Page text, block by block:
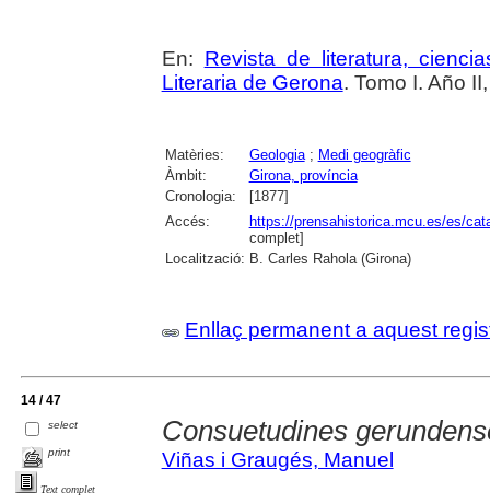
En: Revista de literatura,
Literaria de Gerona. Tomo I. Año
Matèries: Geologia; Medi geogràfic
Àmbit:
Girona, província
Cronologia:
[1877]
Accés:
https://prensahistorica.mcu.es/es/
complet]
Localització: B. Carles Rahola (Girona)
Enllaç permanent a aquest
14 / 47
select
print
Text complet
Consuetudines
Viñas i Graugés, Manuel